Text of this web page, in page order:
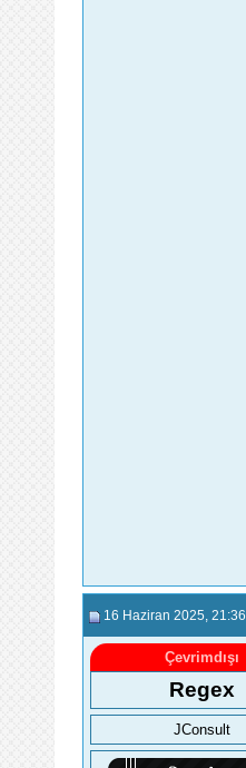
16 Haziran 2025 , 21:36
Çevrimdışı
Regex
JConsult